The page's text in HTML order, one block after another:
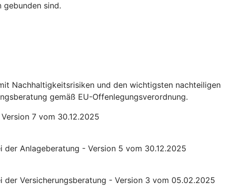
gebunden sind.
Nachhaltigkeitsrisiken und den wichtigsten nachteiligen
gemäß EU-Offenlegungsverordnung.
7 vom 30.12.2025
Anlageberatung - Version 5 vom 30.12.2025
Versicherungsberatung - Version 3 vom 05.02.2025